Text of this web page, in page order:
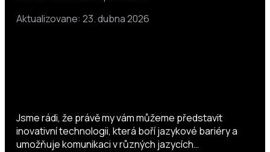
Aktualizovane: 23. dubna 2026
Jsme rádi, že právě my vám můžeme představit
inovativní technologii, která boří jazykové bariéry a
umožňuje komunikaci v různých jazycích…